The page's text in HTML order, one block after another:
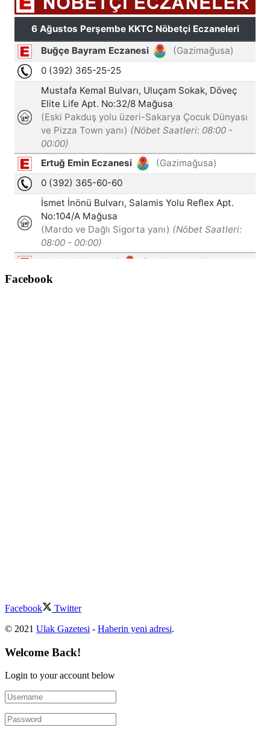
Facebook
Facebook
Twitter
© 2021 Ulak Gazetesi - Haberin yeni adresi.
Welcome Back!
Login to your account below